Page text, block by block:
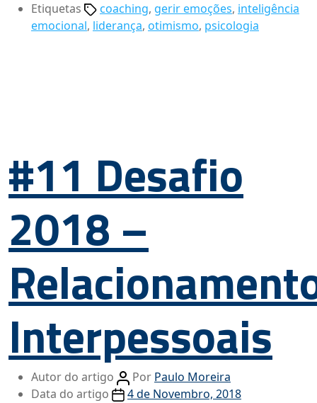
Etiquetas
coaching, gerir emoções, inteligência
emocional, liderança, otimismo, psicologia
#11 Desafio
2018 –
Interpessoais
Autor do artigo Por Paulo Moreira
Data do artigo
4 de Novembro, 2018